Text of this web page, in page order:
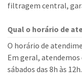
filtragem central,
Qual o horário de
O horário de
Em geral, atendemos
sábados das 8h às 12h.